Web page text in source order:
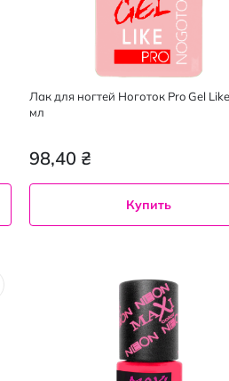
Лак для ногтей Ноготок Pro Gel
мл
98,40 ₴
Купить